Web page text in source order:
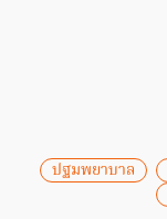
ปฐมพยาบาล